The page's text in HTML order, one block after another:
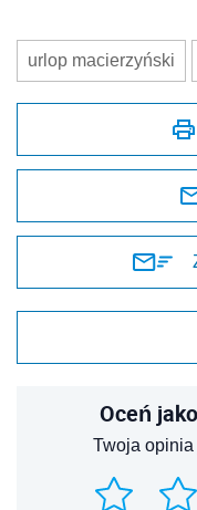
urlop macierzyński
Oceń
Twoja